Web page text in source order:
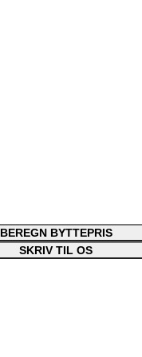
BEREGN BYTTEPRIS
SKRIV TIL OS